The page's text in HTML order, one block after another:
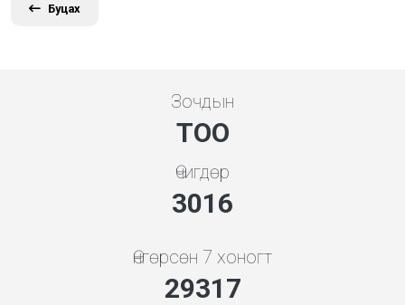
Буцах
Зочдын
ТОО
Өчигдөр
3248
Өнгөрсөн 7 хоногт
31572